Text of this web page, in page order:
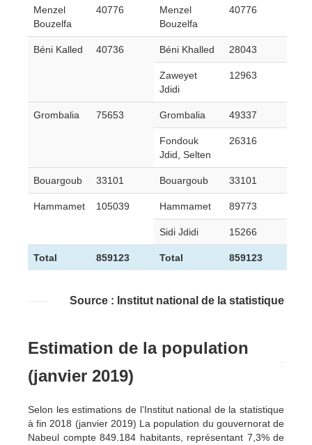
Total 859123 Total 859123
Menzel
Bouzelfa
40776
Menzel
Bouzelfa
40776
Béni Kalled 40736 Béni Khalled 28043
Zaweyet
Jdidi
12963
Grombalia 75653 Grombalia 49337
Fondouk
Jdid, Selten
26316
Bouargoub 33101 Bouargoub 33101
Hammamet 105039 Hammamet 89773
Sidi Jdidi 15266
Source : Institut national de la statistique
Estimation de la population
(janvier 2019)
Selon les estimations de l’Institut national de la statistique
à fin 2018 (janvier 2019) La population du gouvernorat de
Nabeul compte 849.184 habitants, représentant 7,3% de